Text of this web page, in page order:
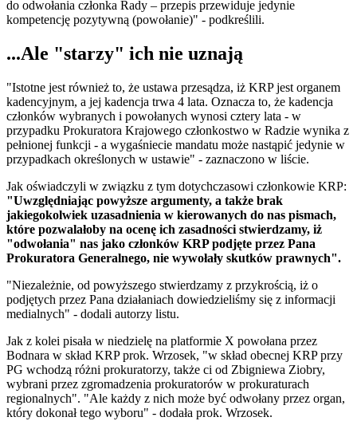
do odwołania członka Rady – przepis przewiduje jedynie
kompetencję pozytywną (powołanie)" - podkreślili.
...Ale "starzy" ich nie uznają
"Istotne jest również to, że ustawa przesądza, iż KRP jest organem
kadencyjnym, a jej kadencja trwa 4 lata. Oznacza to, że kadencja
członków wybranych i powołanych wynosi cztery lata - w
przypadku Prokuratora Krajowego członkostwo w Radzie wynika z
pełnionej funkcji - a wygaśniecie mandatu może nastąpić jedynie w
przypadkach określonych w ustawie" - zaznaczono w liście.
Jak oświadczyli w związku z tym dotychczasowi członkowie KRP:
"Uwzględniając powyższe argumenty, a także brak
jakiegokolwiek uzasadnienia w kierowanych do nas pismach,
które pozwalałoby na ocenę ich zasadności stwierdzamy, iż
"odwołania" nas jako członków KRP podjęte przez Pana
Prokuratora Generalnego, nie wywołały skutków prawnych".
"Niezależnie, od powyższego stwierdzamy z przykrością, iż o
podjętych przez Pana działaniach dowiedzieliśmy się z informacji
medialnych" - dodali autorzy listu.
Jak z kolei pisała w niedzielę na platformie X powołana przez
Bodnara w skład KRP prok. Wrzosek, "w skład obecnej KRP przy
PG wchodzą różni prokuratorzy, także ci od Zbigniewa Ziobry,
wybrani przez zgromadzenia prokuratorów w prokuraturach
regionalnych". "Ale każdy z nich może być odwołany przez organ,
który dokonał tego wyboru" - dodała prok. Wrzosek.